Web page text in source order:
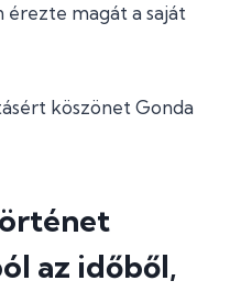
érezte magát a saját
köszönet Gonda
az időből,